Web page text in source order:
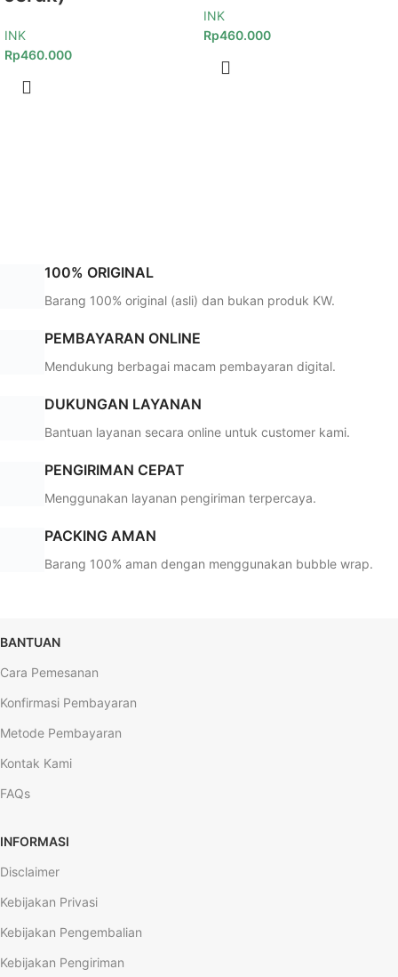
INK
Rp460.000
INK
Rp460.000
100% ORIGINAL
Barang 100% original (asli) dan bukan produk KW.
PEMBAYARAN ONLINE
Mendukung berbagai macam pembayaran digital.
DUKUNGAN LAYANAN
Bantuan layanan secara online untuk customer kami.
PENGIRIMAN CEPAT
Menggunakan layanan pengiriman terpercaya.
PACKING AMAN
Barang 100% aman dengan menggunakan bubble wrap.
BANTUAN
Cara Pemesanan
Konfirmasi Pembayaran
Metode Pembayaran
Kontak Kami
FAQs
INFORMASI
Disclaimer
Kebijakan Privasi
Kebijakan Pengembalian
Kebijakan Pengiriman